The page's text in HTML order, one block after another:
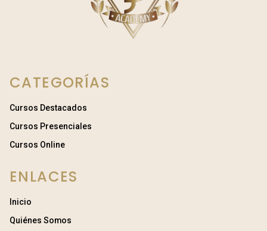
CATEGORÍAS
Cursos Destacados
Cursos Presenciales
Cursos Online
ENLACES
Inicio
Quiénes Somos